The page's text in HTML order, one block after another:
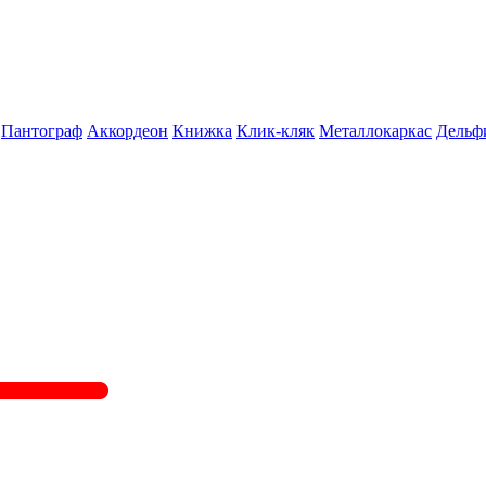
Пантограф Аккордеон Книжка Клик-кляк Металлокаркас